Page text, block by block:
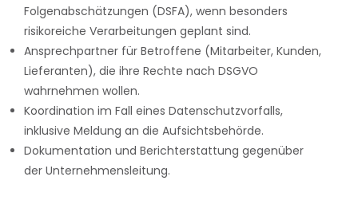
Folgenabschätzungen (DSFA), wenn besonders
risikoreiche Verarbeitungen geplant sind.
Ansprechpartner für Betroffene (Mitarbeiter, Kunden,
Lieferanten), die ihre Rechte nach DSGVO
wahrnehmen wollen.
Koordination im Fall eines Datenschutzvorfalls,
inklusive Meldung an die Aufsichtsbehörde.
Dokumentation und Berichterstattung gegenüber
der Unternehmensleitung.